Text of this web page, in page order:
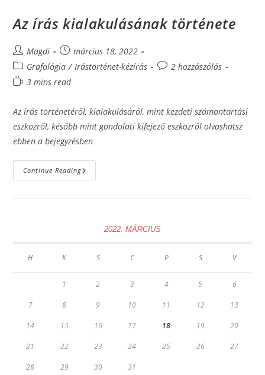
Az írás kialakulásának története
Post
author:
Magdi
Post
published:
március 18, 2022
Post
category:
Grafológia / Irástörténet-kézírás
Post2 hozzászólás
Reading3 mins read
Az írás történetéről, kialakulásáról, mint kezdeti számontartási
eszközről, később mint gondolati kifejező eszközről olvashatsz
ebben a bejegyzésben
Continue ReadingAz
Írás
2022. MÁRCIUS
H K S C P S V
1 2 3 4 5 6
7 8 9 10 11 12 13
14 15 16 17 18 19 20
21 22 23 24 25 26 27
28 29 30 31